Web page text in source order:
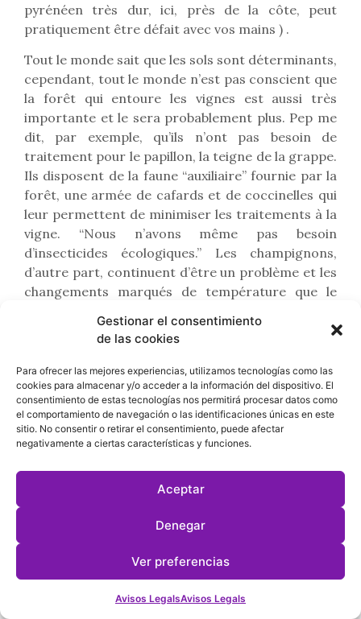
Gestionar el consentimiento
de las cookies
Para ofrecer las mejores experiencias, utilizamos tecnologías como las
cookies para almacenar y/o acceder a la información del dispositivo. El
consentimiento de estas tecnologías nos permitirá procesar datos como
el comportamiento de navegación o las identificaciones únicas en este
sitio. No consentir o retirar el consentimiento, puede afectar
negativamente a ciertas características y funciones.
Aceptar
Denegar
Ver preferencias
Avisos LegalsAvisos Legals
pyrénéen très dur, ici, près de la côte, peut
pratiquement être défait avec vos mains ) .
Tout le monde sait que les sols sont déterminants,
cependant, tout le monde n’est pas conscient que
la forêt qui entoure les vignes est aussi très
importante et le sera probablement plus. Pep me
dit, par exemple, qu’ils n’ont pas besoin de
traitement pour le papillon, la teigne de la grappe.
Ils disposent de la faune “auxiliaire” fournie par la
forêt, une armée de cafards et de coccinelles qui
leur permettent de minimiser les traitements à la
vigne. “Nous n’avons même pas besoin
d’insecticides écologiques.” Les champignons,
d’autre part, continuent d’être un problème et les
changements marqués de température que le
favorisent leur croissance, mais les poussent
En tout cas, contrairement aux grandes
extensions de la monoculture, la vigne en forêt
profite des effets régulateurs qu’elle provoque.
“La forêt équilibre tout” me dit-il. C’est la même
explique que les forêts sont capables de créer des
arbres créent un écosystème qui protège contre
la chaleur et le froid extrêmes, tout en stockant
l’eau et en créant un environnement plus humide.
C’est votre stratégie de survie. Ensemble, ils